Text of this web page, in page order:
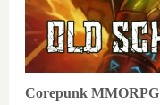
Corepunk MMORPG